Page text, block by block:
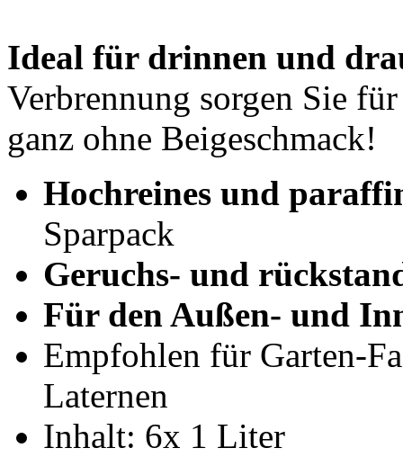
Ideal für drinnen und
Verbrennung sorgen Sie
ganz ohne Beigeschmack!
Hochreines und
Sparpack
Geruchs- und
Für den Außen- und
Empfohlen für Garten-
Laternen
Inhalt: 6x 1 Liter